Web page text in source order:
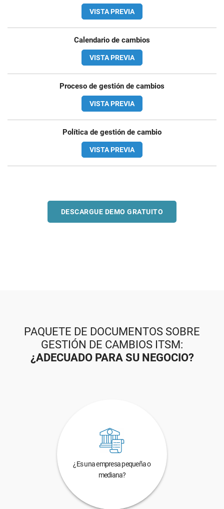
VISTA PREVIA
Calendario de cambios
VISTA PREVIA
Proceso de gestión de cambios
VISTA PREVIA
Política de gestión de cambio
VISTA PREVIA
DESCARGUE DEMO GRATUITO
PAQUETE DE DOCUMENTOS SOBRE
GESTIÓN DE CAMBIOS ITSM:
¿ADECUADO PARA SU NEGOCIO?
¿Es una empresa pequeña o
mediana?